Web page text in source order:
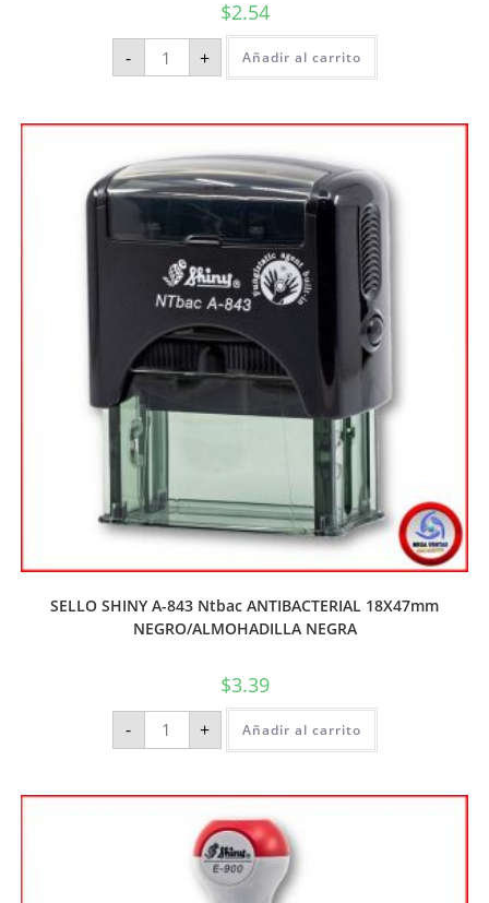
$2.54
- + Añadir al carrito
SELLO SHINY A-843 Ntbac ANTIBACTERIAL 18X47mm
NEGRO/ALMOHADILLA NEGRA
$3.39
- + Añadir al carrito